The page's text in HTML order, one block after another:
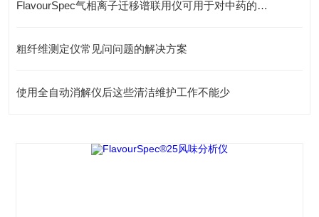
FlavourSpec气相离子迁移谱联用仪可用于对中药的品质把控
粗纤维测定仪常见问问题的解决方案
使用全自动消解仪后这些清洁维护工作不能少